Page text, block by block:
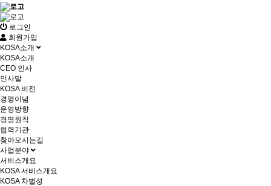
로그인
회원가입
KOSA소개
KOSA소개
CEO 인사
인사말
KOSA 비전
경영이념
운영방향
경영원칙
협력기관
찾아오시는길
사업분야
서비스개요
KOSA 서비스개요
KOSA 차별성